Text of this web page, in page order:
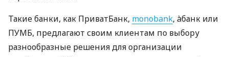
Такие банки, как ПриватБанк, monobank, àбанк или
ПУМБ, предлагают своим клиентам по выбору
разнообразные решения для организации